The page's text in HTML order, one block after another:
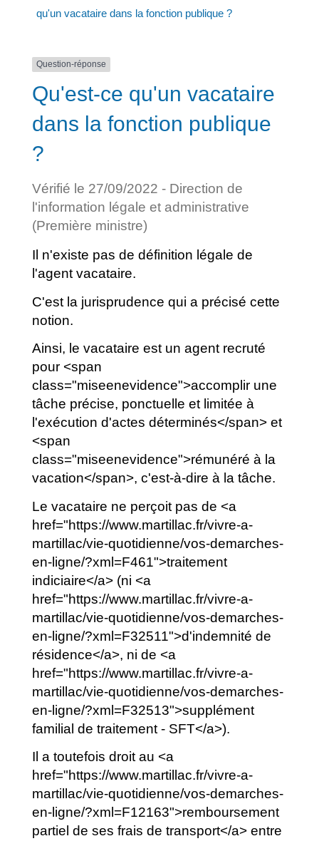
qu'un vacataire dans la fonction publique ?
Question-réponse
Qu'est-ce qu'un vacataire
dans la fonction publique
?
Vérifié le 27/09/2022 - Direction de
l'information légale et administrative
(Première ministre)
Il n'existe pas de définition légale de
l'agent vacataire.
C'est la jurisprudence qui a précisé cette
notion.
Ainsi, le vacataire est un agent recruté
pour <span
class="miseenevidence">accomplir une
tâche précise, ponctuelle et limitée à
l'exécution d'actes déterminés</span> et
<span
class="miseenevidence">rémunéré à la
vacation</span>, c'est-à-dire à la tâche.
Le vacataire ne perçoit pas de <a
href="https://www.martillac.fr/vivre-a-
martillac/vie-quotidienne/vos-demarches-
en-ligne/?xml=F461">traitement
indiciaire</a> (ni <a
href="https://www.martillac.fr/vivre-a-
martillac/vie-quotidienne/vos-demarches-
en-ligne/?xml=F32511">d'indemnité de
résidence</a>, ni de <a
href="https://www.martillac.fr/vivre-a-
martillac/vie-quotidienne/vos-demarches-
en-ligne/?xml=F32513">supplément
familial de traitement - SFT</a>).
Il a toutefois droit au <a
href="https://www.martillac.fr/vivre-a-
martillac/vie-quotidienne/vos-demarches-
en-ligne/?xml=F12163">remboursement
partiel de ses frais de transport</a> entre